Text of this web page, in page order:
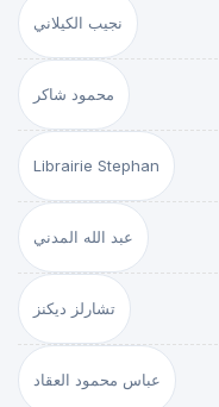
نجيب الكيلاني
محمود شاكر
Librairie Stephan
عبد الله المدني
تشارلز ديكنز
عباس محمود العقاد